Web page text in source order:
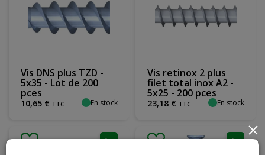
Vis DNS plus TZD -
5x35 - Lot de 200
pces
10,65 € TTC En stock
Vis retinox 2 plus
filet total inox A2 -
5x25 - 200 pces
23,18 € TTC En stock
×